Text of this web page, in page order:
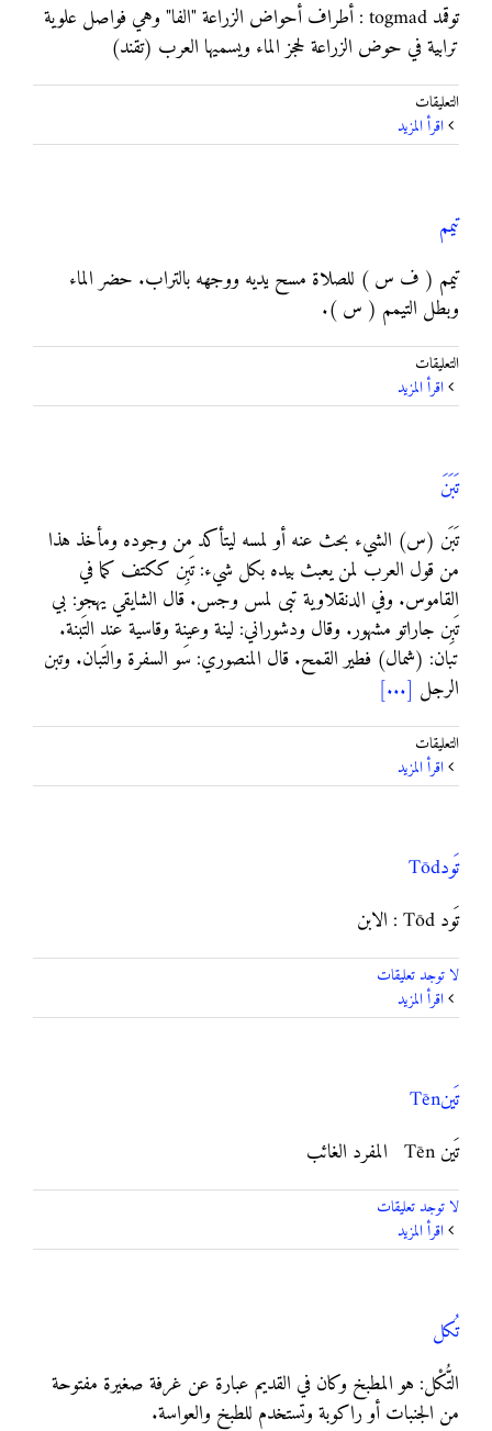
توقمد togmad : أطراف أحواض الزراعة "الفا" وهي فواصل علوية
ترابية في حوض الزراعة لحجز الماء ويسميها العرب (تقند)
التعليقات
توقمد
togmad
تيمم
تيمم ( ف س ) للصلاة مسح يديه ووجهه بالتراب. حضر الماء
وبطل التيمم ( س ).
التعليقات
تيمم
مغلقة
تَبَنَ
تَبَن (س) الشيء بحث عنه أو لمسه ليتأكد من وجوده ومأخذ هذا
من قول العرب لمن يعبث بيده بكل شيء: تَبِن ككتف كما في
القاموس. وفي الدنقلاوية تبى لمس وجس. قال الشايقي يهجو: بي
تَبِن جاراتو مشهور. وقال ودشوراني: لينة وعينة وقاسية عند التَبنة.
تبان: (شمال) فطير القمح. قال المنصوري: سَو السفرة والتَبان. وتبن
الرجل [...]
التعليقات
تَبَنَ
مغلقة
تَود‎ Tōd
تَود Tōd : الابن
لا توجد تعليقات
تَين‎ Tēn
تَين ‎ Tēn المفرد الغائب
لا توجد تعليقات
تُكل
التُّكْل: هو المطبخ وكان في القديم عبارة عن غرفة صغيرة مفتوحة
من الجنبات أو راكوبة وتستخدم للطبخ والعواسة.